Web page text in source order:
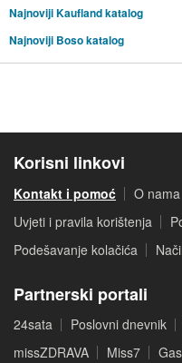
Najnoviji Kaufland katalog
Najnoviji Boso katalog
Korisni linkovi
Kontakt i pomoć O nama
Uvjeti i pravila korištenja
Podešavanje kolačića
Partnerski portali
24sata Poslovni dnevnik
missZDRAVA
Miss7